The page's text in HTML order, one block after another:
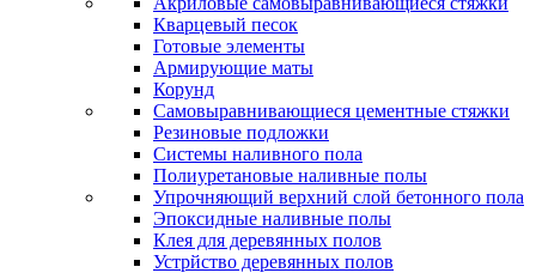
Кварцевый песок
Готовые элементы
Армирующие маты
Корунд
Самовыравнивающиеся цементные стяжки
Резиновые подложки
Системы наливного пола
Полиуретановые наливные полы
Упрочняющий верхний слой бетонного пола
Эпоксидные наливные полы
Клея для деревянных полов
Устрйство деревянных полов